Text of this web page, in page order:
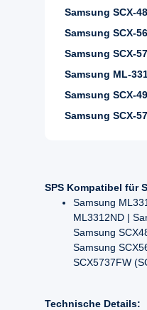
Samsung SCX-
Samsung SCX-
Samsung SCX-
Samsung ML-
Samsung SCX-
Samsung SCX-
SPS Kompatibel für
Samsung
ML3312ND |
Samsung
Samsung
SCX5737FW
Technische Details: